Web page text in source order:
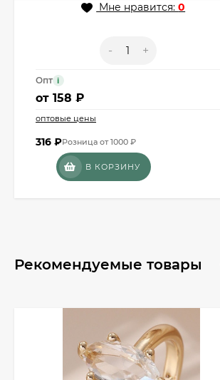
Мне нравится:0
- +
Опт i
от 158 ₽
оптовые цены
316 ₽Розница от 1000 ₽
В КОРЗИНУ
Рекомендуемые товары